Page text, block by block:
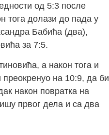
од 5:3 после
тога долази до пада у
Бабића (два),
за 7:5.
а након тога и
на 10:9, да би
након повратка на
првог дела и са два